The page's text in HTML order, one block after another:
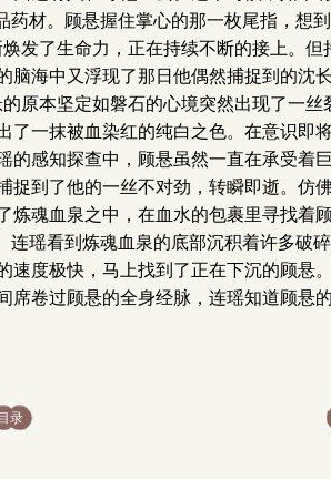
材。顾悬握住掌心的那一枚尾指，
发了生命力，正在持续不断的接上。
脑海中又浮现了那日他偶然捕捉到的
本坚定如磐石的心境突然出现了一
一抹被血染红的纯白之色。在意识
感知探查中，顾悬虽然一直在承受
到了他的一丝不对劲，转瞬即逝。
魂血泉之中，在血水的包裹里寻找
瑶看到炼魂血泉的底部沉积着许多
度极快，马上找到了正在下沉的顾
卷过顾悬的全身经脉，连瑶知道顾
录